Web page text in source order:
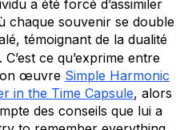
a été forcé d’assimiler
chaque souvenir se double
témoignant de la dualité
. C’est ce qu’exprime entre
œuvre Simple Harmonic
in the Time Capsule, alors
des conseils que lui a